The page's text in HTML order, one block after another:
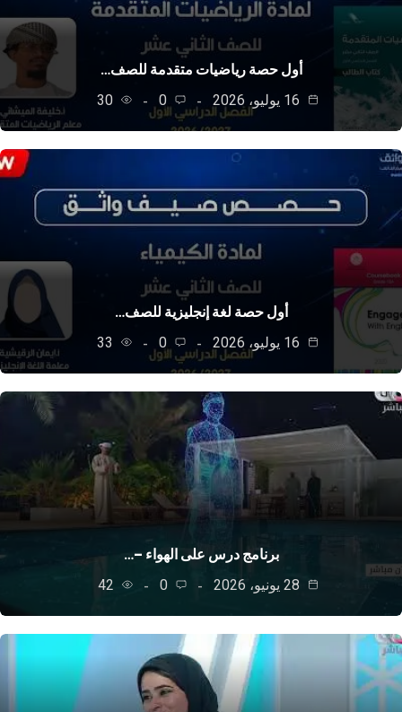
أول حصة رياضيات متقدمة للصف…
16 يوليو، 2026
0
30
أول حصة لغة إنجليزية للصف…
16 يوليو، 2026
0
33
برنامج درس على الهواء –…
0
42